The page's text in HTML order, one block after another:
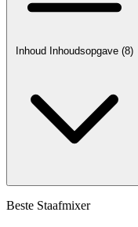
Inhoud Inhoudsopgave (8)
Beste Staafmixer